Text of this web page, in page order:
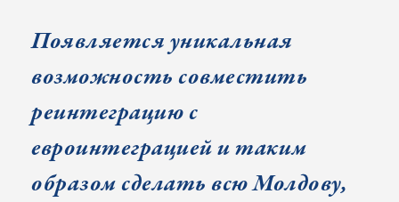
Появляется уникальная
возможность совместить
реинтеграцию с
евроинтеграцией и таким
образом сделать всю Молдову,